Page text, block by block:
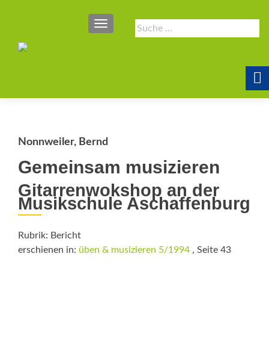
Suche
nach:
SCHALTE NAVIGATION
Nonnweiler, Bernd
Gemeinsam musizieren
Gitarrenwokshop an der
Musikschule Aschaffenburg
Rubrik: Bericht
erschienen in: üben & musizieren 5/1994 , Seite 43